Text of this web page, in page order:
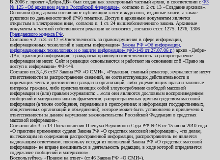
В 2006 г. проект «Дебри-ДВ» был создан как электронный частный архив, в соответствии с ФЗ
№ 125 «Об архивном деле в Российской Федерации» , согласно п. 2 ст. 13 «Создание архивов».
Основной фонд архива составляют публикации газет и журналов, изданные книги, а также
рукописи по дальневосточной (РФ) тематике. Доступ к архивным документам является
открытым в электронном виде, согласно п. 1 ст. 24 вышеобозначенного закона. Архивные
документы к частной собственности редакции не относятся, согласно ст.ст. 1275, 1276, 1306
Гражданского кодекса РФ
Согласно ч.2. п.3. ст.17 «Ответственность за правонарушения в сфере информации,
информационных технологий и защиты информации» Закона РФ «Об информации,
информационных технологиях и о защите информации» (ФЗ-149 от 27.07.06 г.) архив «Дебри-
ДВ», хранящий информацию, гражданско-правовую ответственность за распространение
информации не несет. Сайт и редакция основываются и работают на основании ст.8 «Право на
доступ к информации» ФЗ-149.
Согласно пп.3,4,6 ст.57 Закона РФ «О СМИ», «Редакция, главный редактор, журналист не несут
ответственности за распространение сведений, не соответствующих действительности и
порочащих честь и достоинство граждан и организаций, либо ущемляющих права и законные
интересы граждан, либо представляющих собой злоупотребление свободой массовой
информации и (или) правами журналиста: ...если они являются дословным воспроизведением
сообщений и материалов или их фрагментов, распространенных другим средством массовой
информации (а также сообщения, переданные в пресс-релизах и информация государственных,
общественных организаций и объединений), которое может быть установлено и привлечено к
ответственности за данное нарушение законодательства Российской Федерации о средствах
массовой информации».
Согласно абз.3, п.13 Постановления Пленума Верховного Суда РФ №16 от 15 июня 2010 года
«О практике применения судами Закона РФ «О средствах массовой информации», «по делам,
вытекающим из содержания распространенной информации, распространитель не является
надлежащим ответчиком, поскольку исходя из положений Закона РФ «О средствах массовой
информации» не вправе вмешиваться в деятельность редакции, в ходе которой определяется
содержание сообщений и материалов».
Воспользуйтесь «Правом на ответ» (ст.46 Закона РФ «О СМИ»).